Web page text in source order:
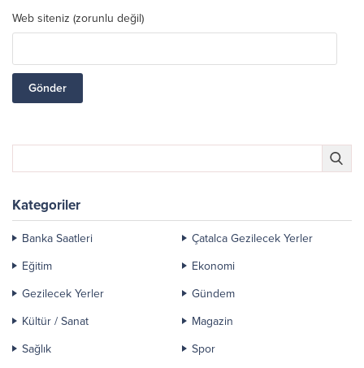
Web siteniz (zorunlu değil)
Kategoriler
Banka Saatleri
Çatalca Gezilecek Yerler
Eğitim
Ekonomi
Gezilecek Yerler
Gündem
Kültür / Sanat
Magazin
Sağlık
Spor